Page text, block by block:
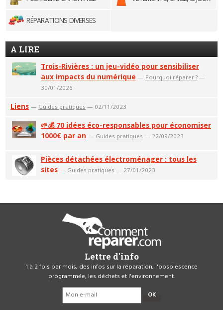
RÉPARATIONS DIVERSES
A LIRE
Trois-Rivières : un jeu-vidéo pour sensibiliser
aux impacts du numérique — Pourquoi réparer ? —
30/01/2026
Liens — Guides pratiques — 02/11/2023
🌱💰 70 idées éco-responsables pour économiser
1000€ par an — Guides pratiques — 22/09/2023
Pièces détachées électroménager : tous les
sites — Guides pratiques — 27/01/2023
Lettre d'info
1 à 2 fois par mois, des infos sur la réparation, l'obsolescence
programmée, les déchets et l'environnement.
OK